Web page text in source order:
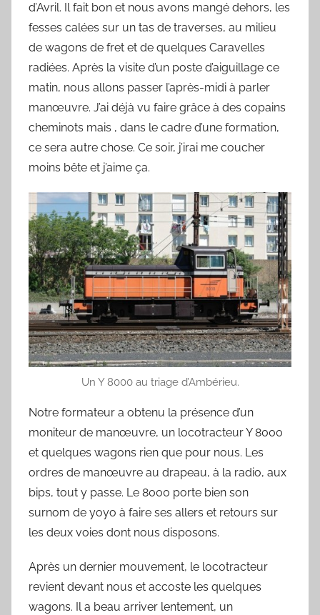
S
y
l
v
a
u
a
r
d
d’Avril. Il fait bon et nous avons mangé dehors, les
fesses calées sur un tas de traverses, au milieu
de wagons de fret et de quelques Caravelles
radiées. Après la visite d’un poste d’aiguillage ce
matin, nous allons passer l’après-midi à parler
manœuvre. J’ai déjà vu faire grâce à des copains
cheminots mais , dans le cadre d’une formation,
ce sera autre chose. Ce soir, j’irai me coucher
moins bête et j’aime ça.
Un Y 8000 au triage d’Ambérieu.
Notre formateur a obtenu la présence d’un
moniteur de manœuvre, un locotracteur Y 8000
et quelques wagons rien que pour nous. Les
ordres de manœuvre au drapeau, à la radio, aux
bips, tout y passe. Le 8000 porte bien son
surnom de yoyo à faire ses allers et retours sur
les deux voies dont nous disposons.
Après un dernier mouvement, le locotracteur
revient devant nous et accoste les quelques
wagons. Il a beau arriver lentement, un